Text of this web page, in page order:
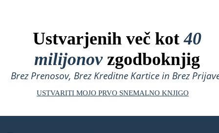
Ustvarjenih več kot40
milijonovzgodboknjig
Brez Prenosov, Brez Kreditne Kartice in Brez
USTVARITI MOJO PRVO SNEMALNO KNJIGO